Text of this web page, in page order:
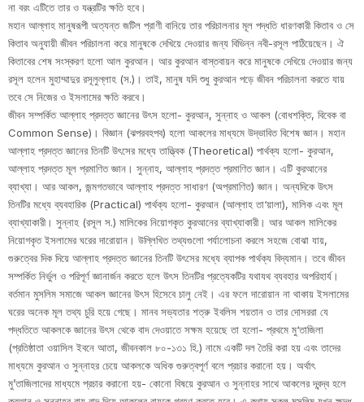
না বরং এটিতে তার ও যন্ত্রটির ক্ষতি হবে।
মহান আল্লাহ মানুষরূপী অত্যন্ত জটিল প্রাণী বানিয়ে তার পরিচালনার মূল পদ্ধতি ধারণকারী কিতাব ও সে
কিতাব অনুযায়ী জীবন পরিচালনা করে মানুষকে দেখিয়ে দেওয়ার জন্য বিভিন্ন নবী-রসূল পাঠিয়েছেন। ঐ
কিতাবের শেষ সংস্করণ হলো আল কুরআন। আর কুরআন বাস্তবায়ন করে মানুষকে দেখিয়ে দেওয়ার জন্য
রসূল হলেন মুহাম্মাদুর রসূলুল্লাহ (স.)। তাই, মানুষ যদি শুধু কুরআন পড়ে জীবন পরিচালনা করতে যায়
তবে সে নিজের ও ইসলামের ক্ষতি করবে।
জীবন সম্পর্কিত আল্লাহ প্রদত্ত জ্ঞানের উৎস হলো- কুরআন, সুন্নাহ ও আকল (বোধশক্তি, বিবেক বা
Common Sense)। বিজ্ঞান (ঝপরবহপব) হলো আকলের মাধ্যমে উদ্ভাবিত বিশেষ জ্ঞান। মহান
আল্লাহ প্রদত্ত জ্ঞানের তিনটি উৎসের মধ্যে তাত্ত্বিক (Theoretical) পার্থক্য হলো- কুরআন,
আল্লাহ প্রদত্ত মূল প্রমাণিত জ্ঞান। সুন্নাহ, আল্লাহ প্রদত্ত প্রমাণিত জ্ঞান। এটি কুরআনের
ব্যাখ্যা। আর আকল, জন্মগতভাবে আল্লাহ প্রদত্ত সাধারণ (অপ্রমাণিত) জ্ঞান। অন্যদিকে উৎস
তিনটির মধ্যে ব্যবহারিক (Practical) পার্থক্য হলো- কুরআন (আল্লাহ তা‘য়ালা), মালিক এবং মূল
ব্যাখ্যাকারী। সুন্নাহ (রসূল স.) মালিকের নিয়োগকৃত কুরআনের ব্যাখ্যাকারী। আর আকল মালিকের
নিয়োগকৃত ইসলামের ঘরের দারোয়ান। উল্লিখিত তথ্যগুলো পর্যালোচনা করলে সহজে বোঝা যায়,
গুরুত্বের দিক দিয়ে আল্লাহ প্রদত্ত জ্ঞানের তিনটি উৎসের মধ্যে ব্যাপক পার্থক্য বিদ্যমান। তবে জীবন
সম্পর্কিত নির্ভুল ও পরিপূর্ণ জ্ঞানার্জন করতে হলে উৎস তিনটির প্রত্যেকটির যথাযথ ব্যবহার অপরিহার্য।
বর্তমান মুসলিম সমাজে আকল জ্ঞানের উৎস হিসেবে চালু নেই। এর ফলে দারোয়ান না থাকায় ইসলামের
ঘরের অনেক মূল তথ্য চুরি হয়ে গেছে। মানব সভ্যতার শত্রু ইবলিস শয়তান ও তার দোসররা যে
পদ্ধতিতে আকলকে জ্ঞানের উৎস থেকে বাদ দেওয়াতে সক্ষম হয়েছে তা হলো- প্রথমে মু‘তাজিলা
(প্রতিষ্ঠাতা ওয়াসিল ইবনে আতা, জীবনকাল ৮০-১৩১ হি.) নামে একটি দল তৈরি করা হয় এবং তাদের
মাধ্যমে কুরআন ও সুন্নাহর চেয়ে আকলকে অধিক গুরুত্বপূর্ণ বলে প্রচার করানো হয়। অর্থাৎ
মু’তাজিলাদের মাধ্যমে প্রচার করানো হয়- কোনো বিষয়ে কুরআন ও সুন্নাহর সাথে আকলের দ্বন্দ্ব হলে